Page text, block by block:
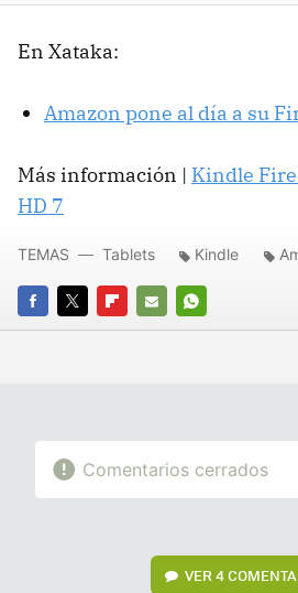
En Xataka:
Amazon pone al día a su
Más información | Kindle
HD 7
FACEBOOK
TWITTERFLIPBOARD
E-
WHATSAPP
TEMAS Tablets Kindle
Comentarios cerrados
VER 4